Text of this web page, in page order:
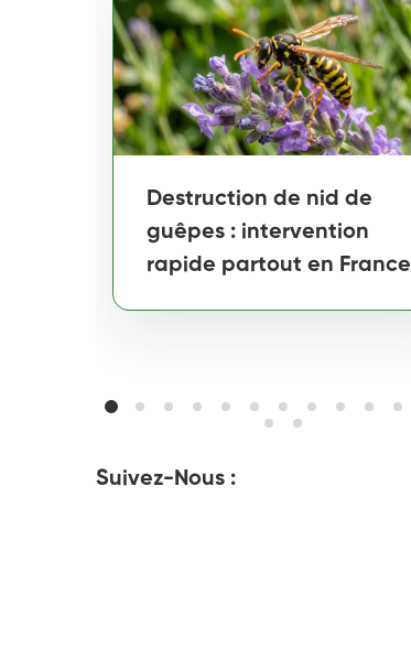
Destruction de nid de
guêpes : intervention
rapide partout en France
Suivez-Nous :